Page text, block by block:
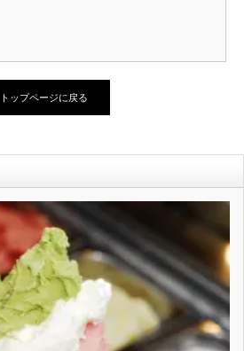
トップページに戻る